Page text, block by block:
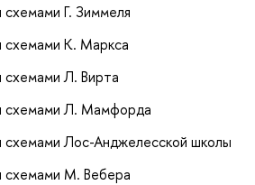
Г. Зиммеля
схемами К. Маркса
схемами Л. Вирта
схемами Л. Мамфорда
схемами Лос-Анджелесской школы
схемами М. Вебера